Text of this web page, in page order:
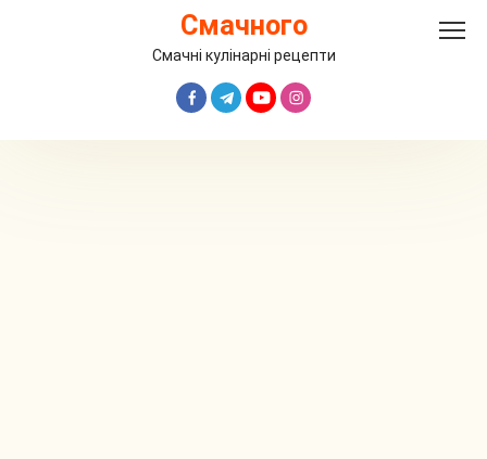
Смачного
Смачні кулінарні рецепти